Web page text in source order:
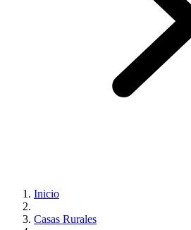
Inicio
Casas Rurales